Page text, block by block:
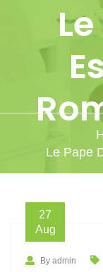
Le Pape
27
Aug
By admin